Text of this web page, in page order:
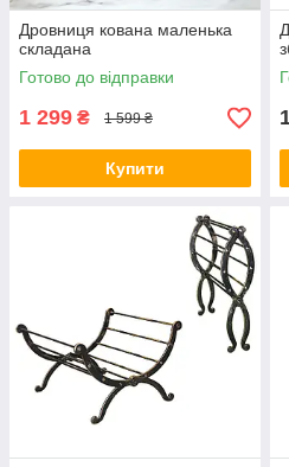
Дровниця кована маленька
складана
Готово до відправки
1 299 ₴ 1 599 ₴
Купити